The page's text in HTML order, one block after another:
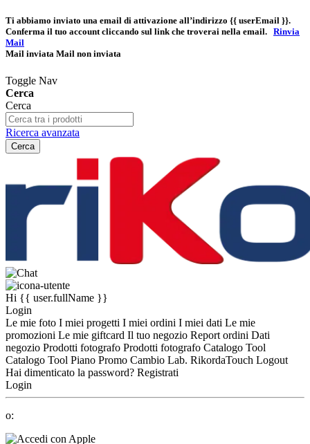
Ti abbiamo inviato una email di attivazione all’indirizzo {{ userEmail }}.
Conferma il tuo account cliccando sul link che troverai nella email. Rinvia
Mail
Mail inviata Mail non inviata
Toggle Nav
Cerca
Cerca
Ricerca avanzata
Cerca
Hi {{ user.fullName }}
Login
Le mie foto I miei progetti I miei ordini I miei dati Le mie
promozioni Le mie giftcard Il tuo negozio Report ordini Dati
negozio Prodotti fotografo Prodotti fotografo Catalogo Tool
Catalogo Tool Piano Promo Cambio Lab. RikordaTouch Logout
Hai dimenticato la password? Registrati
Login
o: